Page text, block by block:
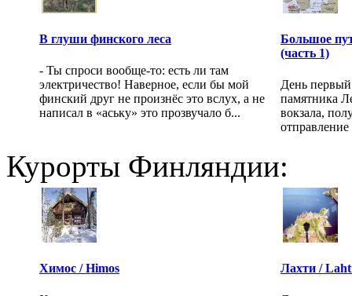
В глуши финского леса
- Ты спроси вообще-то: есть ли там
электричество! Наверное, если бы мой
финский друг не произнёс это вслух, а не
написал в «аську» это прозвучало б...
Большое
(часть 1)
День
памятника
вокзала,
Курорты Финляндии:
Химос / Himos Лахти /